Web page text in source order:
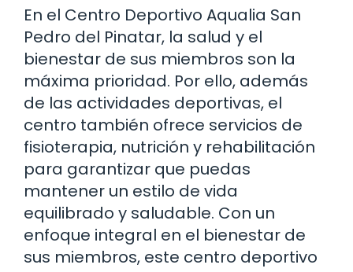
En el Centro Deportivo Aqualia San
Pedro del Pinatar, la salud y el
bienestar de sus miembros son la
máxima prioridad. Por ello, además
de las actividades deportivas, el
centro también ofrece servicios de
fisioterapia, nutrición y rehabilitación
para garantizar que puedas
mantener un estilo de vida
equilibrado y saludable. Con un
enfoque integral en el bienestar de
sus miembros, este centro deportivo